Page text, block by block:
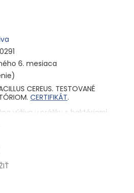
6. mesiaca
CEREUS. TESTOVANÉ
CERTIFIKÁT.
výživa v prášku s baktériami
animalis subsp. lactis
vyvinuté v spolupráci s českými a
zmes
GOS/FOS a oligosacharidy